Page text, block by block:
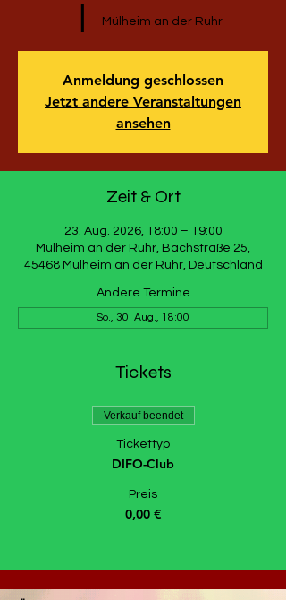
Mülheim an der Ruhr
Anmeldung geschlossen
Jetzt andere Veranstaltungen
ansehen
Zeit & Ort
23. Aug. 2026, 18:00 – 19:00
Mülheim an der Ruhr, Bachstraße 25,
45468 Mülheim an der Ruhr, Deutschland
Andere Termine
So., 30. Aug., 18:00
Tickets
Verkauf beendet
Tickettyp
DIFO-Club
Preis
0,00 €